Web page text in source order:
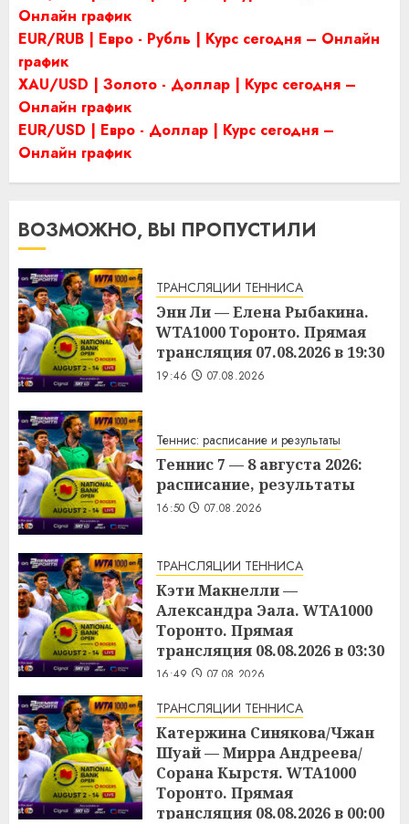
Онлайн график
EUR/RUB | Евро - Рубль | Курс сегодня – Онлайн
график
XAU/USD | Золото - Доллар | Курс сегодня –
Онлайн график
EUR/USD | Евро - Доллар | Курс сегодня –
Онлайн график
ВОЗМОЖНО, ВЫ ПРОПУСТИЛИ
ТРАНСЛЯЦИИ ТЕННИСА
Энн Ли — Елена Рыбакина.
WTA1000 Торонто. Прямая
трансляция 07.08.2026 в 19:30
19:46 07.08.2026
Теннис: расписание и результаты
Теннис 7 — 8 августа 2026:
расписание, результаты
16:50 07.08.2026
ТРАНСЛЯЦИИ ТЕННИСА
Кэти Макнелли —
Александра Эала. WTA1000
Торонто. Прямая
трансляция 08.08.2026 в 03:30
16:49 07.08.2026
ТРАНСЛЯЦИИ ТЕННИСА
Катержина Синякова/Чжан
Шуай — Мирра Андреева/
Сорана Кырстя. WTA1000
Торонто. Прямая
трансляция 08.08.2026 в 00:00